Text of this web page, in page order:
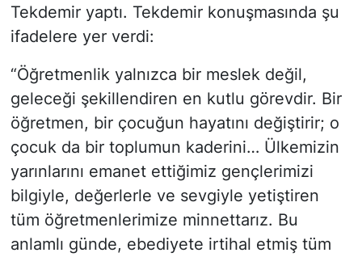
Tekdemir yaptı. Tekdemir konuşmasında şu
ifadelere yer verdi:
“Öğretmenlik yalnızca bir meslek değil,
geleceği şekillendiren en kutlu görevdir. Bir
öğretmen, bir çocuğun hayatını değiştirir; o
çocuk da bir toplumun kaderini… Ülkemizin
yarınlarını emanet ettiğimiz gençlerimizi
bilgiyle, değerlerle ve sevgiyle yetiştiren
tüm öğretmenlerimize minnettarız. Bu
anlamlı günde, ebediyete irtihal etmiş tüm